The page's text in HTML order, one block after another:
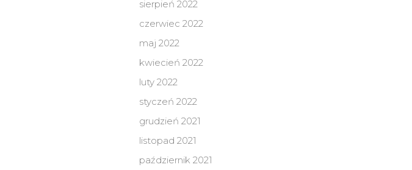
sierpień 2022
czerwiec 2022
maj 2022
kwiecień 2022
luty 2022
styczeń 2022
grudzień 2021
listopad 2021
październik 2021